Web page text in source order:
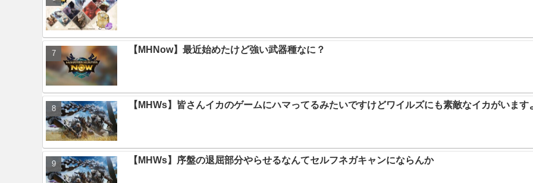
【MHNow】最近始めたけど強い武器種なに？
【MHWs】皆さんイカのゲームにハマってるみたいですけどワイルズにも素敵なイカがいます
【MHWs】序盤の退屈部分やらせるなんてセルフネガキャンにならんか